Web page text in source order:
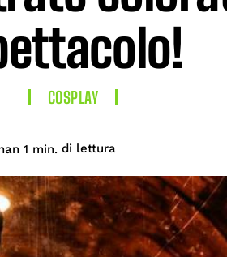
COSPLAY
1 min. di lettura